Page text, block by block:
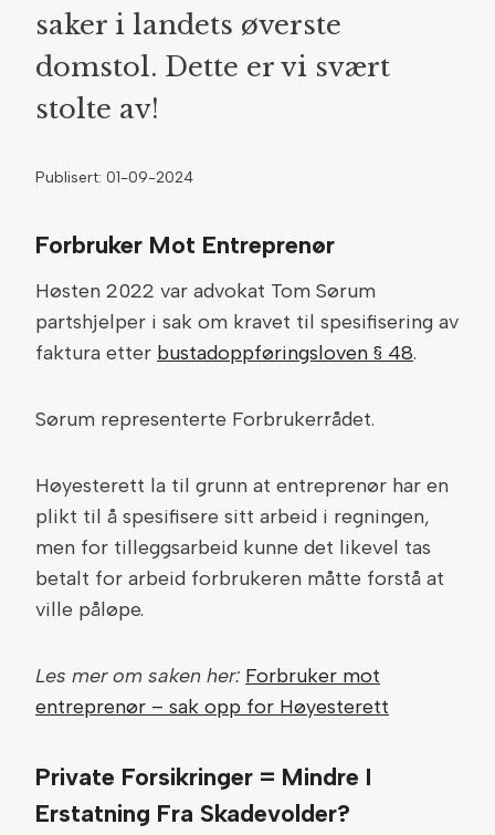
saker i landets øverste
domstol. Dette er vi svært
stolte av!
Publisert: 01-09-2024
Forbruker Mot Entreprenør
Høsten 2022 var advokat Tom Sørum
partshjelper i sak om kravet til spesifisering av
faktura etter bustadoppføringsloven § 48.
Sørum representerte Forbrukerrådet.
Høyesterett la til grunn at entreprenør har en
plikt til å spesifisere sitt arbeid i regningen,
men for tilleggsarbeid kunne det likevel tas
betalt for arbeid forbrukeren måtte forstå at
ville påløpe.
Les mer om saken her: Forbruker mot
entreprenør – sak opp for Høyesterett
Private Forsikringer = Mindre I
Erstatning Fra Skadevolder?